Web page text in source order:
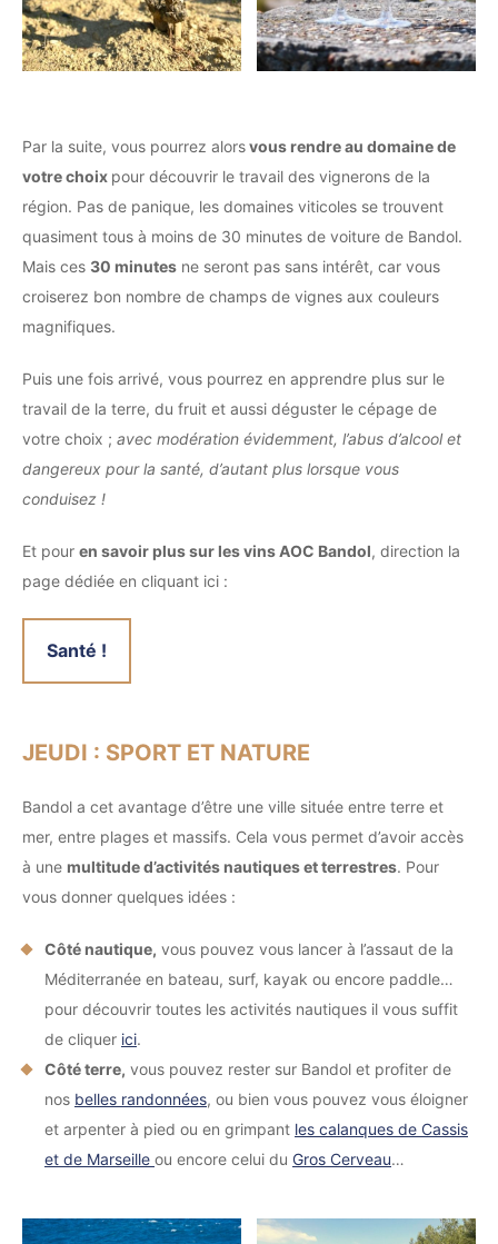
Par la suite, vous pourrez alorsvous rendre au domaine de
votre choix pour découvrir le travail des vignerons de la
région. Pas de panique, les domaines viticoles se trouvent
quasiment tous à moins de 30 minutes de voiture de Bandol.
Mais ces 30 minutes ne seront pas sans intérêt, car vous
croiserez bon nombre de champs de vignes aux couleurs
magnifiques.
Puis une fois arrivé, vous pourrez en apprendre plus sur le
travail de la terre, du fruit et aussi déguster le cépage de
votre choix ; avec modération évidemment, l’abus d’alcool et
dangereux pour la santé, d’autant plus lorsque vous
conduisez !
Et pour en savoir plus sur les vins AOC Bandol, direction la
page dédiée en cliquant ici :
Santé !
JEUDI : SPORT ET NATURE
Bandol a cet avantage d’être une ville située entre terre et
mer, entre plages et massifs. Cela vous permet d’avoir accès
à une multitude d’activités nautiques et terrestres. Pour
vous donner quelques idées :
Côté nautique, vous pouvez vous lancer à l’assaut de la
Méditerranée en bateau, surf, kayak ou encore paddle…
pour découvrir toutes les activités nautiques il vous suffit
de cliquer ici.
Côté terre, vous pouvez rester sur Bandol et profiter de
nos belles randonnées, ou bien vous pouvez vous éloigner
et arpenter à pied ou en grimpant les calanques de Cassis
et de Marseille ou encore celui du Gros Cerveau…